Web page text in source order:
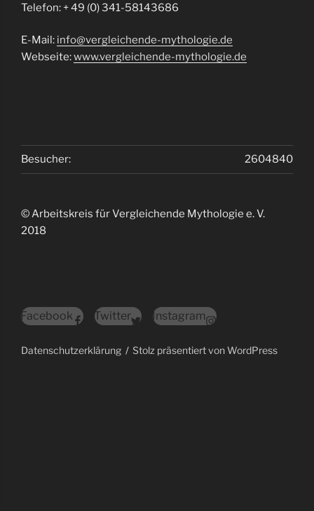
Telefon: + 49 (0) 341-58143686
E-Mail: info@vergleichende-mythologie.de
Webseite:www.vergleichende-mythologie.de
2604840
Besucher:
© Arbeitskreis für Vergleichende Mythologie e. V.
2018
Facebook Twitter Instagram
Datenschutzerklärung Stolz präsentiert von WordPress